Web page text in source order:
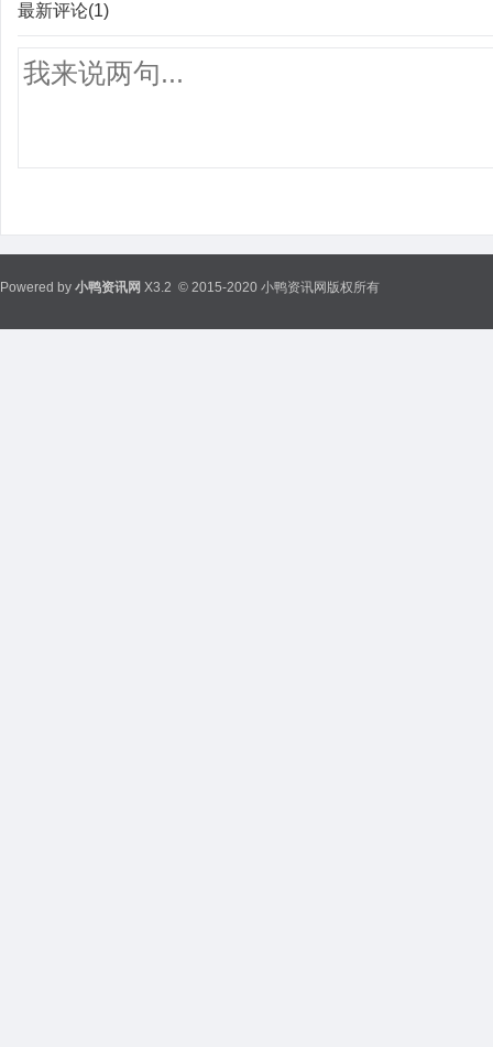
最新评论(1)
Powered by 小鸭资讯网 X3.2 © 2015-2020 小鸭资讯网版权所有